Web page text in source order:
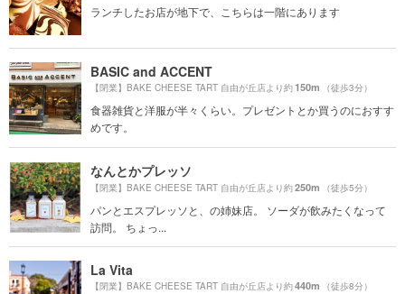
ランチしたお店が地下で、こちらは一階にあります
BASIC and ACCENT
【閉業】BAKE CHEESE TART 自由が丘店より約150m （徒歩3分）
食器雑貨と洋服が半々くらい。プレゼントとか買うのにおすす
めです。
なんとかプレッソ
【閉業】BAKE CHEESE TART 自由が丘店より約250m （徒歩5分）
パンとエスプレッソと、の姉妹店。 ソーダが飲みたくなって
訪問。 ちょっ...
La Vita
【閉業】BAKE CHEESE TART 自由が丘店より約440m （徒歩8分）